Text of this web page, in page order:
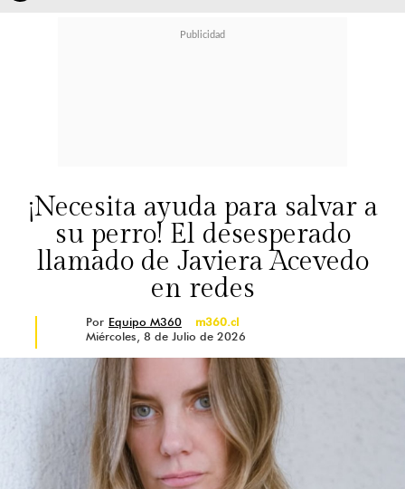
¡Necesita ayuda para salvar a
su perro! El desesperado
llamado de Javiera Acevedo
en redes
Por Equipo M360
m360.cl
Miércoles, 8 de Julio de 2026